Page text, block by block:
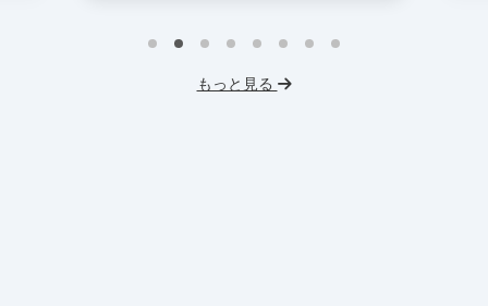
データサイエンス
もっと見る